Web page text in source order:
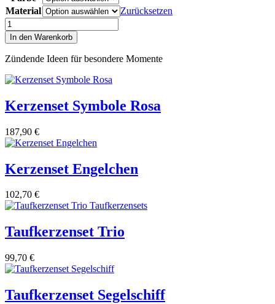
Material
Zurücksetzen
Taufkerzenset
Vintage
Smell
Menge
In den Warenkorb
Zündende Ideen für besondere Momente
Kerzenset Symbole Rosa
187,90 €
Kerzenset Engelchen
102,70 €
Taufkerzenset Trio
99,70 €
Taufkerzenset Segelschiff